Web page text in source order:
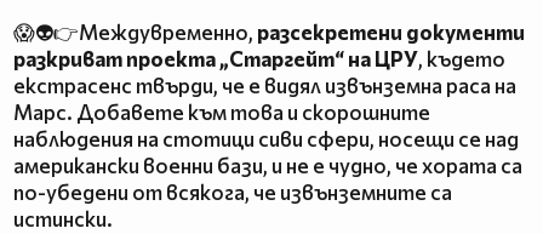
😱👽👉Междувременно, разсекретени документи
разкриват проекта „Старгейт“ на ЦРУ, където
екстрасенс твърди, че е видял извънземна раса на
Марс. Добавете към това и скорошните
наблюдения на стотици сиви сфери, носещи се над
американски военни бази, и не е чудно, че хората са
по-убедени от всякога, че извънземните са
истински.